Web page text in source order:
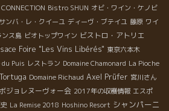
Bistro SHUN オビ・ワイン・ケノビ
ンバ・レ・クイーユ ディーヴ・ブテイユ 藤原 ワイ
ンス島 ビオトップワイン ビストロ・アトリエ
Foire "Les Vins Libérés" 東京六本木
Puis レストラン Domaine Chamonard La Pioche
Domaine Richaud Axel Prüfer 宮川さん
ョレヌーヴォー会 2017年の収穫情報 エスポ
La Remise 2018 Hoshino Resort シャンパーニ